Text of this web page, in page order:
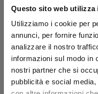
Questo sito web utilizza
Utilizziamo i cookie per
annunci, per fornire
analizzare il nostro
informazioni sul modo in
nostri partner che si
pubblicità e social
FINCHÉ